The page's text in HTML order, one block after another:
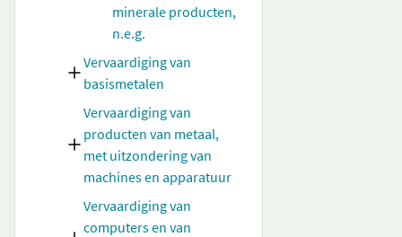
minerale producten,
n.e.g.
Vervaardiging van
basismetalen
Vervaardiging van
producten van metaal,
met uitzondering van
machines en apparatuur
Vervaardiging van
computers en van